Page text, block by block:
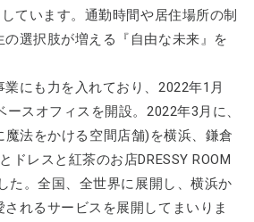
ています。通勤時間や居住場所の制
選択肢が増える『自由な未来』を
にも力を入れており、2022年1月
スオフィスを開設。2022年3月に、
魔法をかける空間店舗)を横浜、鎌倉
ドレスと紅茶のお店DRESSY ROOM
た。全国、全世界に展開し、横浜か
れるサービスを展開してまいりま